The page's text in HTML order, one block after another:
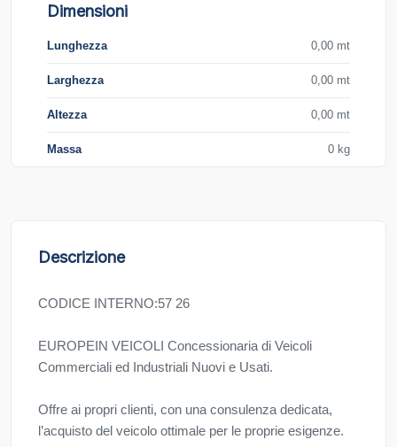
Dimensioni
Lunghezza 0,00 mt
Larghezza 0,00 mt
Altezza 0,00 mt
Massa 0 kg
Descrizione
CODICE INTERNO:57 26
EUROPEIN VEICOLI Concessionaria di Veicoli
Commerciali ed Industriali Nuovi e Usati.
Offre ai propri clienti, con una consulenza dedicata,
l’acquisto del veicolo ottimale per le proprie esigenze.